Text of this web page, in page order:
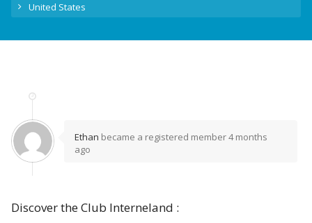
United States
Ethan became a registered member4 months
ago
Discover the Club Interneland :